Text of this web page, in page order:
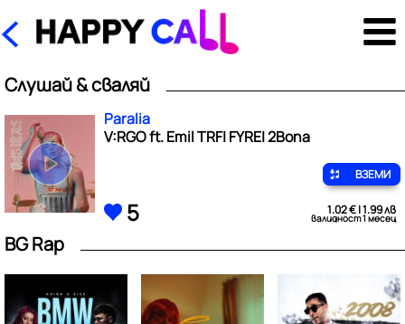
Слушай & сваляй
Paralia
V:RGO ft. Emil TRF| FYRE| 2Bona
ВЗЕМИ
5 1.02 € | 1.99 лв
валидност 1 месец
BG Rap